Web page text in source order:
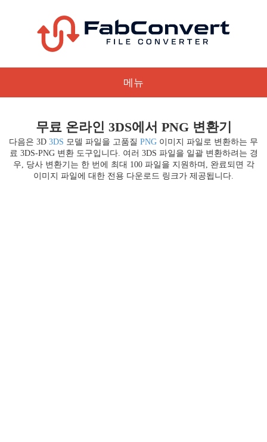
메뉴
무료 온라인 3DS에서 PNG 변환기
다음은 3D 3DS 모델 파일을 고품질 PNG 이미지 파일로 변환하는 무
료 3DS-PNG 변환 도구입니다. 여러 3DS 파일을 일괄 변환하려는 경
우, 당사 변환기는 한 번에 최대 100 파일을 지원하며, 완료되면 각
이미지 파일에 대한 전용 다운로드 링크가 제공됩니다.